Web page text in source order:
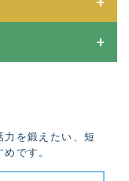
を鍛えたい、短
です。